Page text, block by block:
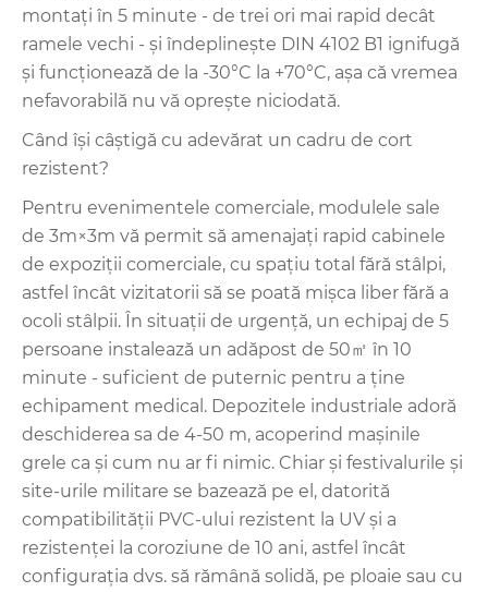
montați în 5 minute - de trei ori mai rapid decât
ramele vechi - și îndeplinește DIN 4102 B1 ignifugă
și funcționează de la -30°C la +70°C, așa că vremea
nefavorabilă nu vă oprește niciodată.
Când își câștigă cu adevărat un cadru de cort
rezistent?
Pentru evenimentele comerciale, modulele sale
de 3m×3m vă permit să amenajați rapid cabinele
de expoziții comerciale, cu spațiu total fără stâlpi,
astfel încât vizitatorii să se poată mișca liber fără a
ocoli stâlpii. În situații de urgență, un echipaj de 5
persoane instalează un adăpost de 50㎡ în 10
minute - suficient de puternic pentru a ține
echipament medical. Depozitele industriale adoră
deschiderea sa de 4-50 m, acoperind mașinile
grele ca și cum nu ar fi nimic. Chiar și festivalurile și
site-urile militare se bazează pe el, datorită
compatibilității PVC-ului rezistent la UV și a
rezistenței la coroziune de 10 ani, astfel încât
configurația dvs. să rămână solidă, pe ploaie sau cu